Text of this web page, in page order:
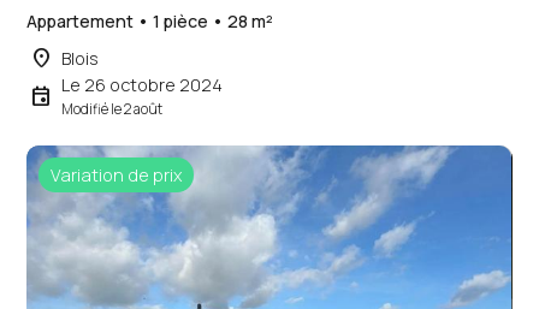
Appartement • 1 pièce • 28 m²
place Blois
event Le 26 octobre 2024
Modifié le 2 août
Variation de prix